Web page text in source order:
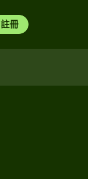
註冊